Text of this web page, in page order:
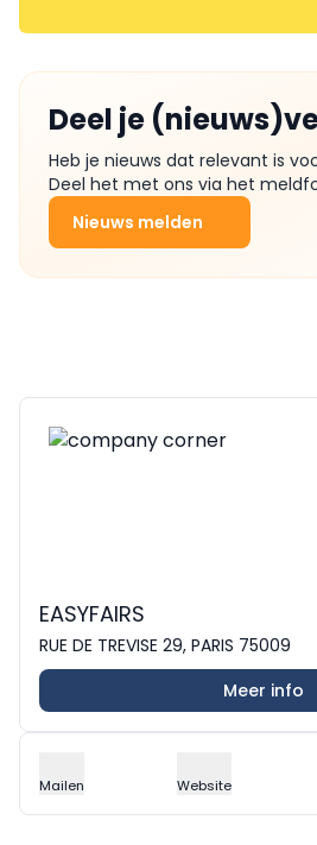
Deel je
Heb je nieuws dat relevant is
Deel het met ons via het
Nieuws melden
EASYFAIRS
RUE DE TREVISE 29, PARIS 75009
Meer info
Mailen Website